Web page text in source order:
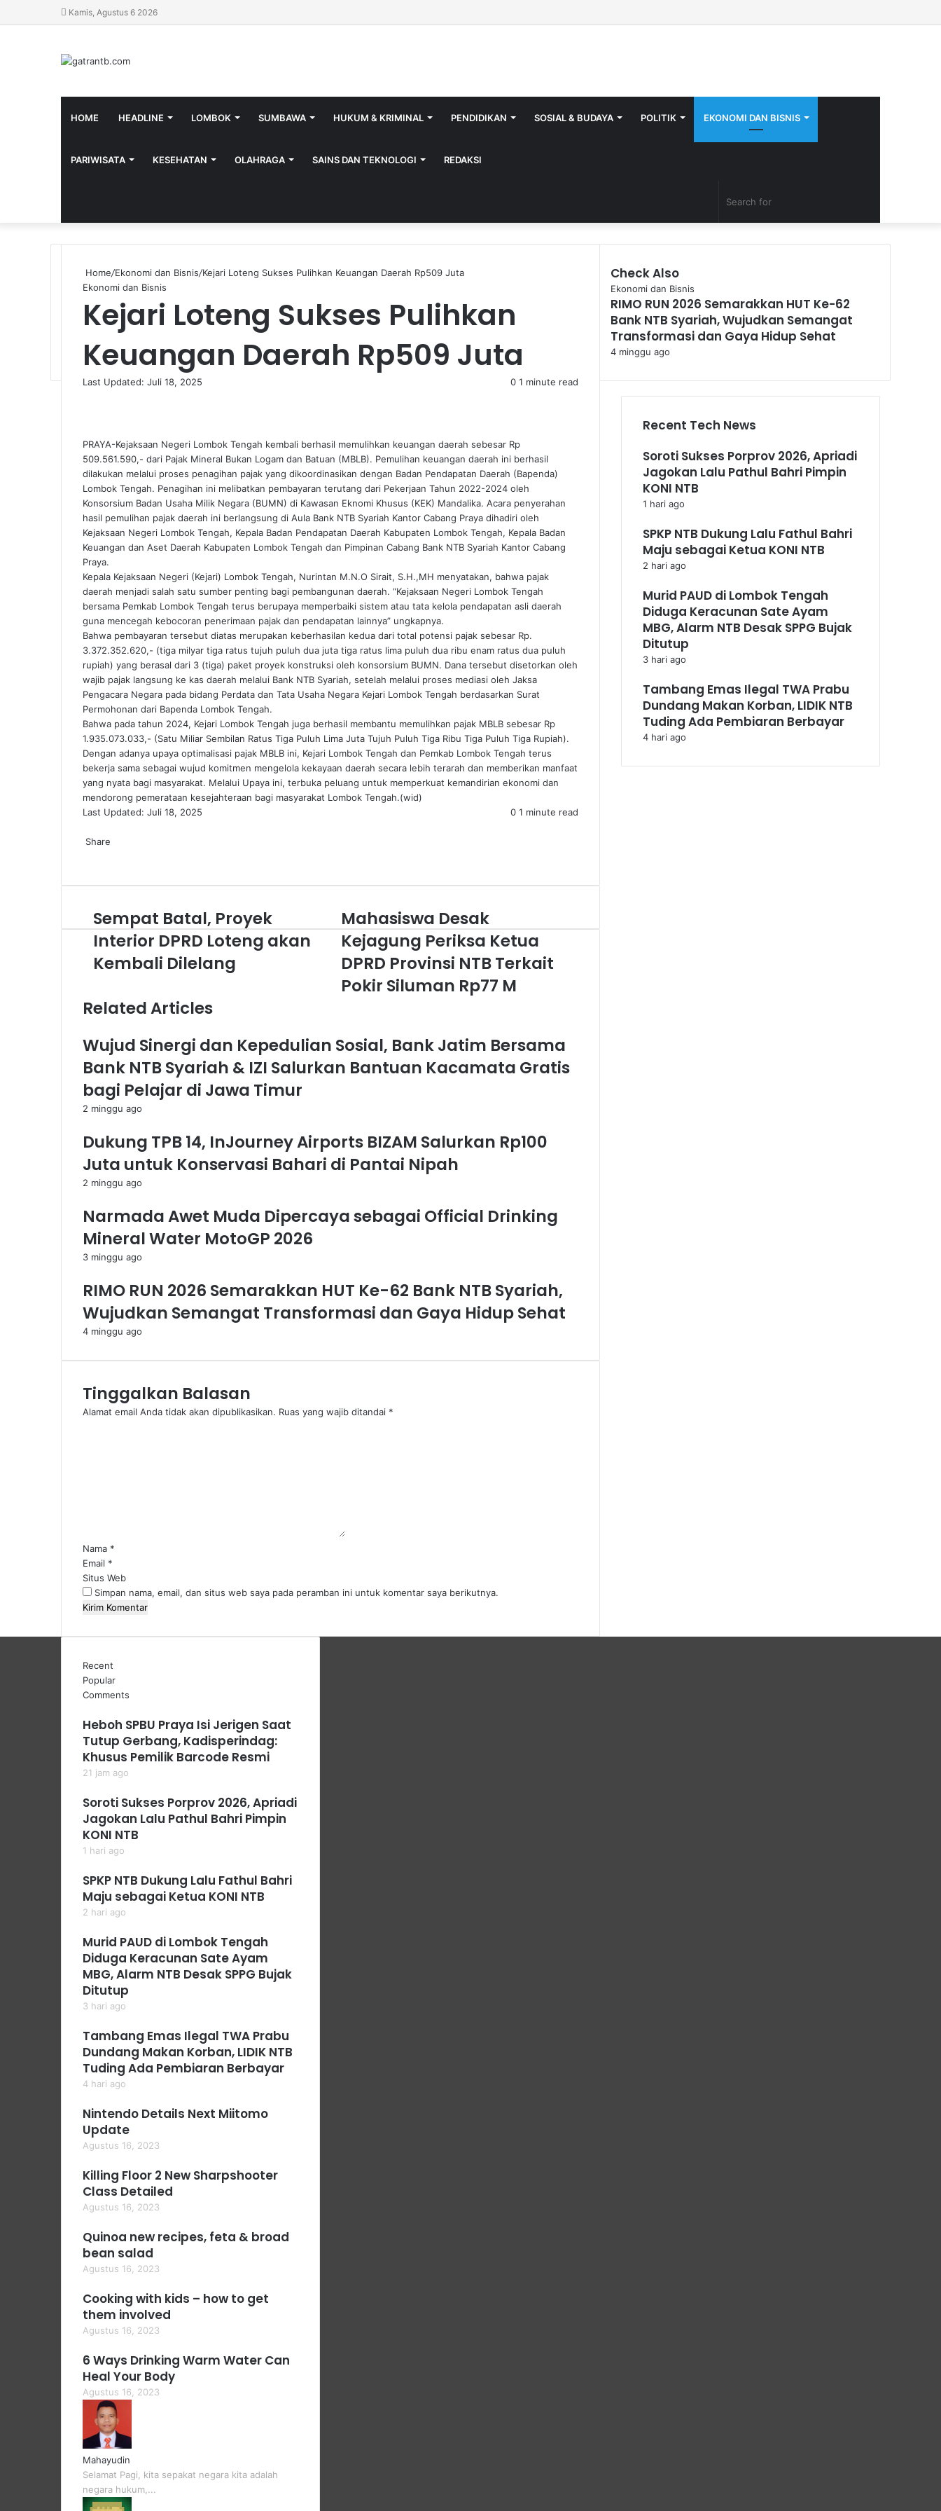
Kamis, Agustus 6 2026
HOME HEADLINE LOMBOK SUMBAWA HUKUM & KRIMINAL PENDIDIKAN SOSIAL & BUDAYA POLITIK EKONOMI DAN BISNIS
PARIWISATA KESEHATAN OLAHRAGA SAINS DAN TEKNOLOGI REDAKSI
for
Random
Article
Home/Ekonomi dan Bisnis/Kejari Loteng Sukses Pulihkan Keuangan Daerah Rp509 Juta
Ekonomi dan Bisnis
Kejari Loteng Sukses Pulihkan
Keuangan Daerah Rp509 Juta
Last Updated: Juli 18, 2025 0 1 minute read
PRAYA-Kejaksaan Negeri Lombok Tengah kembali berhasil memulihkan keuangan daerah sebesar Rp
509.561.590,- dari Pajak Mineral Bukan Logam dan Batuan (MBLB). Pemulihan keuangan daerah ini berhasil
dilakukan melalui proses penagihan pajak yang dikoordinasikan dengan Badan Pendapatan Daerah (Bapenda)
Lombok Tengah. Penagihan ini melibatkan pembayaran terutang dari Pekerjaan Tahun 2022-2024 oleh
Konsorsium Badan Usaha Milik Negara (BUMN) di Kawasan Eknomi Khusus (KEK) Mandalika. Acara penyerahan
hasil pemulihan pajak daerah ini berlangsung di Aula Bank NTB Syariah Kantor Cabang Praya dihadiri oleh
Kejaksaan Negeri Lombok Tengah, Kepala Badan Pendapatan Daerah Kabupaten Lombok Tengah, Kepala Badan
Keuangan dan Aset Daerah Kabupaten Lombok Tengah dan Pimpinan Cabang Bank NTB Syariah Kantor Cabang
Praya.
Kepala Kejaksaan Negeri (Kejari) Lombok Tengah, Nurintan M.N.O Sirait, S.H.,MH menyatakan, bahwa pajak
daerah menjadi salah satu sumber penting bagi pembangunan daerah. “Kejaksaan Negeri Lombok Tengah
bersama Pemkab Lombok Tengah terus berupaya memperbaiki sistem atau tata kelola pendapatan asli daerah
guna mencegah kebocoran penerimaan pajak dan pendapatan lainnya” ungkapnya.
Bahwa pembayaran tersebut diatas merupakan keberhasilan kedua dari total potensi pajak sebesar Rp.
3.372.352.620,- (tiga milyar tiga ratus tujuh puluh dua juta tiga ratus lima puluh dua ribu enam ratus dua puluh
rupiah) yang berasal dari 3 (tiga) paket proyek konstruksi oleh konsorsium BUMN. Dana tersebut disetorkan oleh
wajib pajak langsung ke kas daerah melalui Bank NTB Syariah, setelah melalui proses mediasi oleh Jaksa
Pengacara Negara pada bidang Perdata dan Tata Usaha Negara Kejari Lombok Tengah berdasarkan Surat
Permohonan dari Bapenda Lombok Tengah.
Bahwa pada tahun 2024, Kejari Lombok Tengah juga berhasil membantu memulihkan pajak MBLB sebesar Rp
1.935.073.033,- (Satu Miliar Sembilan Ratus Tiga Puluh Lima Juta Tujuh Puluh Tiga Ribu Tiga Puluh Tiga Rupiah).
Dengan adanya upaya optimalisasi pajak MBLB ini, Kejari Lombok Tengah dan Pemkab Lombok Tengah terus
bekerja sama sebagai wujud komitmen mengelola kekayaan daerah secara lebih terarah dan memberikan manfaat
yang nyata bagi masyarakat. Melalui Upaya ini, terbuka peluang untuk memperkuat kemandirian ekonomi dan
mendorong pemerataan kesejahteraan bagi masyarakat Lombok Tengah.(wid)
Last Updated: Juli 18, 2025
0 1 minute read
Share
Email
Sempat Batal, Proyek
Interior DPRD Loteng akan
Kembali Dilelang
Mahasiswa Desak
Kejagung Periksa Ketua
DPRD Provinsi NTB Terkait
Pokir Siluman Rp77 M
Related Articles
Wujud Sinergi dan Kepedulian Sosial, Bank Jatim Bersama
Bank NTB Syariah & IZI Salurkan Bantuan Kacamata Gratis
bagi Pelajar di Jawa Timur
2 minggu ago
Dukung TPB 14, InJourney Airports BIZAM Salurkan Rp100
Juta untuk Konservasi Bahari di Pantai Nipah
2 minggu ago
Narmada Awet Muda Dipercaya sebagai Official Drinking
Mineral Water MotoGP 2026
3 minggu ago
RIMO RUN 2026 Semarakkan HUT Ke-62 Bank NTB Syariah,
Wujudkan Semangat Transformasi dan Gaya Hidup Sehat
4 minggu ago
Tinggalkan Balasan
Alamat email Anda tidak akan dipublikasikan. Ruas yang wajib ditandai *
*Nama *
Email *
Situs Web
Simpan nama, email, dan situs web saya pada peramban ini untuk komentar saya berikutnya.
Check Also
Close
Ekonomi dan Bisnis
RIMO RUN 2026 Semarakkan HUT Ke-62
Bank NTB Syariah, Wujudkan Semangat
Transformasi dan Gaya Hidup Sehat
4 minggu ago
Recent Tech News
Soroti Sukses Porprov 2026, Apriadi
Jagokan Lalu Pathul Bahri Pimpin
KONI NTB
1 hari ago
SPKP NTB Dukung Lalu Fathul Bahri
Maju sebagai Ketua KONI NTB
2 hari ago
Murid PAUD di Lombok Tengah
Diduga Keracunan Sate Ayam
MBG, Alarm NTB Desak SPPG Bujak
Ditutup
3 hari ago
Tambang Emas Ilegal TWA Prabu
Dundang Makan Korban, LIDIK NTB
Tuding Ada Pembiaran Berbayar
4 hari ago
Recent
Popular
Comments
Heboh SPBU Praya Isi Jerigen Saat
Tutup Gerbang, Kadisperindag:
Khusus Pemilik Barcode Resmi
21 jam ago
Soroti Sukses Porprov 2026, Apriadi
Jagokan Lalu Pathul Bahri Pimpin
KONI NTB
1 hari ago
SPKP NTB Dukung Lalu Fathul Bahri
Maju sebagai Ketua KONI NTB
2 hari ago
Murid PAUD di Lombok Tengah
Diduga Keracunan Sate Ayam
MBG, Alarm NTB Desak SPPG Bujak
Ditutup
3 hari ago
Tambang Emas Ilegal TWA Prabu
Dundang Makan Korban, LIDIK NTB
Tuding Ada Pembiaran Berbayar
4 hari ago
Nintendo Details Next Miitomo
Update
Agustus 16, 2023
Killing Floor 2 New Sharpshooter
Class Detailed
Agustus 16, 2023
Quinoa new recipes, feta & broad
bean salad
Agustus 16, 2023
Cooking with kids – how to get
them involved
Agustus 16, 2023
6 Ways Drinking Warm Water Can
Heal Your Body
Agustus 16, 2023
Mahayudin
Selamat Pagi, kita sepakat negara kita adalah
negara hukum,...